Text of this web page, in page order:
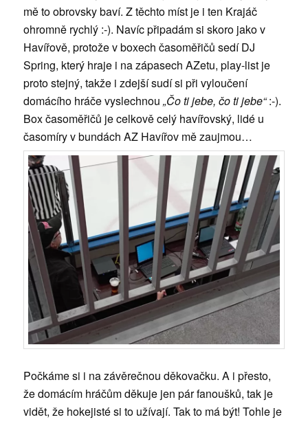
mě to obrovsky baví. Z těchto míst je i ten Krajáč
ohromně rychlý :-). Navíc připadám si skoro jako v
Havířově, protože v boxech časoměřičů sedí DJ
Spring, který hraje i na zápasech AZetu, play-list je
proto stejný, takže i zdejší sudí si při vyloučení
domácího hráče vyslechnou„Čo ti jebe, čo ti jebe“:-).
Box časoměřičů je celkově celý havířovský, lidé u
časomíry v bundách AZ Havířov mě zaujmou…
Počkáme si i na závěrečnou děkovačku. A i přesto,
že domácím hráčům děkuje jen pár fanoušků, tak je
vidět, že hokejisté si to užívají. Tak to má být! Tohle je